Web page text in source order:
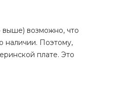
выше) возможно, что
наличии. Поэтому,
плате. Это